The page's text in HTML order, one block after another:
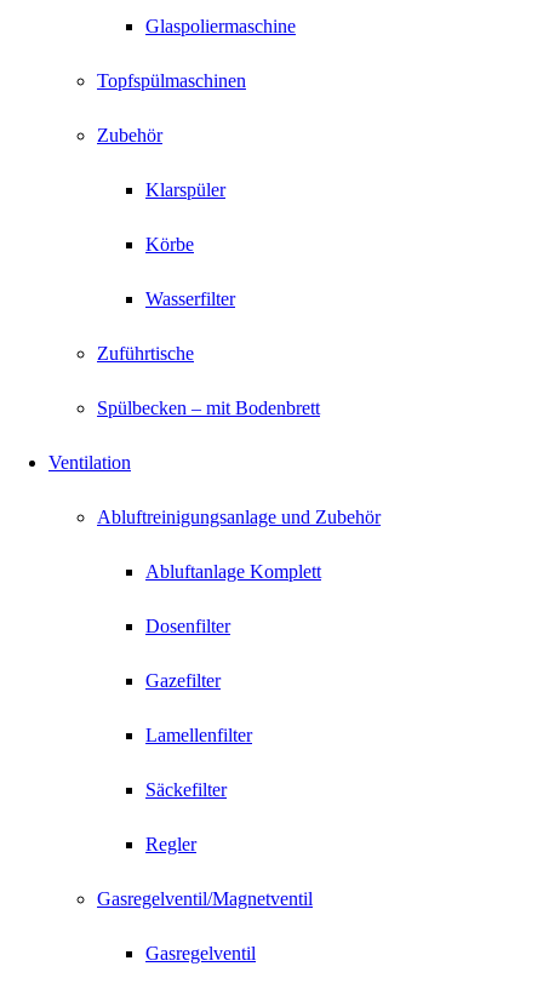
Glaspoliermaschine
Topfspülmaschinen
Zubehör
Klarspüler
Körbe
Wasserfilter
Zuführtische
Spülbecken – mit Bodenbrett
Ventilation
Abluftreinigungsanlage und Zubehör
Abluftanlage Komplett
Dosenfilter
Gazefilter
Lamellenfilter
Säckefilter
Regler
Gasregelventil/Magnetventil
Gasregelventil